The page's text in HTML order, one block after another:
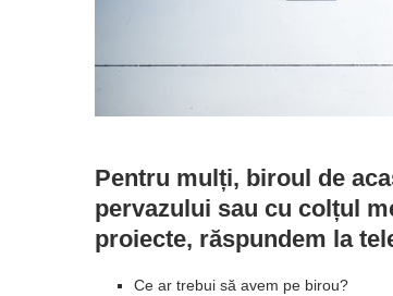
Pentru mulți, biroul de
pervazului sau cu colțul
proiecte, răspundem la
Ce ar trebui să avem pe birou?